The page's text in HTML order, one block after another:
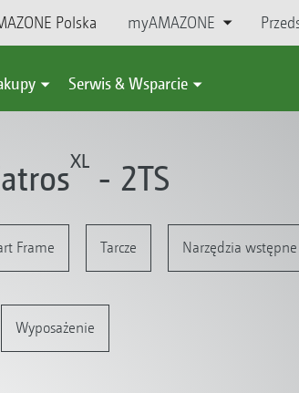
Polska myAMAZONE
Serwis & Wsparcie
XL- 2TS
Frame Tarcze Narzędzia wstępne
Wyposażenie